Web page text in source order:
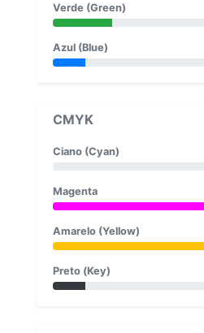
Verde (Green)
Azul (Blue)
CMYK
Ciano (Cyan)
Magenta
Amarelo (Yellow)
Preto (Key)